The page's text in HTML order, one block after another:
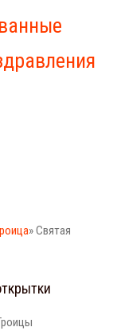
» Святая